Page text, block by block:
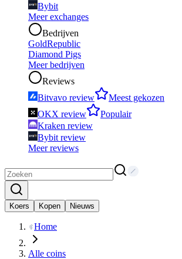
Bybit
Meer exchanges
Bedrijven
GoldRepublic
Diamond Pigs
Meer bedrijven
Reviews
Bitvavo review
Meest gekozen
OKX review
Populair
Kraken review
Bybit review
Meer reviews
Koers Kopen Nieuws
Home
Alle coins